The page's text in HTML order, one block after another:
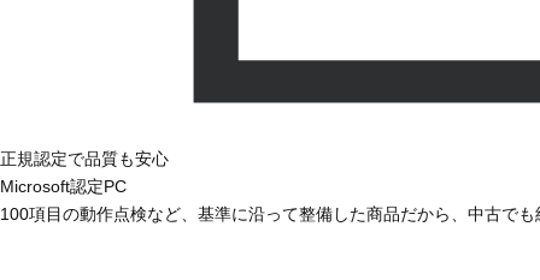
正規認定で品質も安心
Microsoft認定PC
100項目の動作点検など、基準に沿って整備した商品だから、中古で